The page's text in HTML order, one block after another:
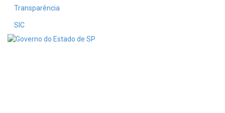
Transparência
SIC